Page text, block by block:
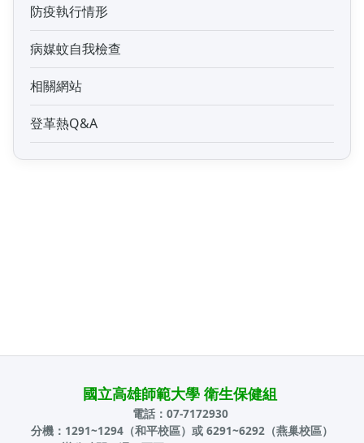
防疫執行情形
病媒蚊自我檢查
相關網站
登革熱Q&A
國立高雄師範大學 衛生保健組
電話：07-7172930
分機：1291~1294（和平校區）或 6291~6292（燕巢校區）